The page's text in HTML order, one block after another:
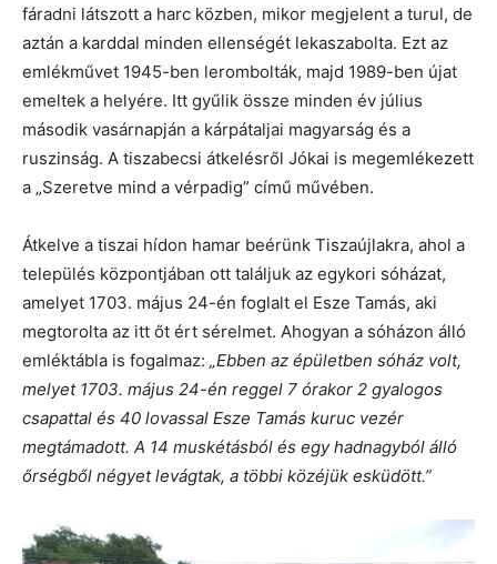
fáradni látszott a harc közben, mikor megjelent a turul, de
aztán a karddal minden ellenségét lekaszabolta. Ezt az
emlékművet 1945-ben lerombolták, majd 1989-ben újat
emeltek a helyére. Itt gyűlik össze minden év július
második vasárnapján a kárpátaljai magyarság és a
ruszinság. A tiszabecsi átkelésről Jókai is megemlékezett
a „Szeretve mind a vérpadig” című művében.
Átkelve a tiszai hídon hamar beérünk Tiszaújlakra, ahol a
település központjában ott találjuk az egykori sóházat,
amelyet 1703. május 24-én foglalt el Esze Tamás, aki
megtorolta az itt őt ért sérelmet. Ahogyan a sóházon álló
emléktábla is fogalmaz: „Ebben az épületben sóház volt,
melyet 1703. május 24-én reggel 7 órakor 2 gyalogos
csapattal és 40 lovassal Esze Tamás kuruc vezér
megtámadott. A 14 muskétásból és egy hadnagyból álló
őrségből négyet levágtak, a többi közéjük esküdött.”